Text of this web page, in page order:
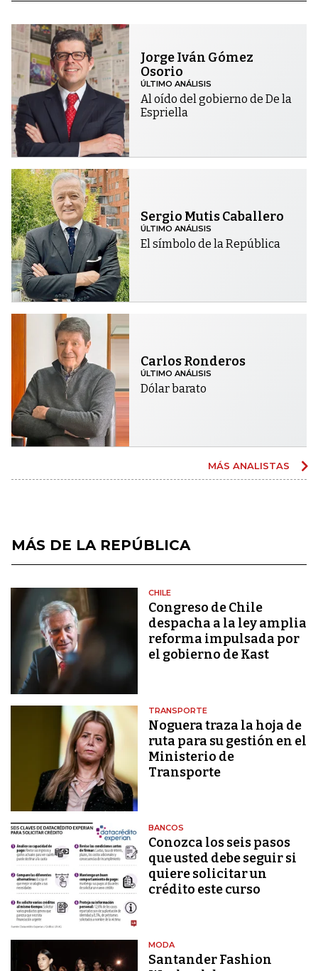
Jorge Iván Gómez
Osorio
ÚLTIMO ANÁLISIS
Al oído del gobierno de De la
Espriella
Sergio Mutis Caballero
ÚLTIMO ANÁLISIS
El símbolo de la República
Carlos Ronderos
ÚLTIMO ANÁLISIS
Dólar barato
MÁS ANALISTAS
MÁS DE LA REPÚBLICA
CHILE
Congreso de Chile
despacha a la ley amplia
reforma impulsada por
el gobierno de Kast
TRANSPORTE
Noguera traza la hoja de
ruta para su gestión en el
Ministerio de
Transporte
BANCOS
Conozca los seis pasos
que usted debe seguir si
quiere solicitar un
crédito este curso
MODA
Santander Fashion